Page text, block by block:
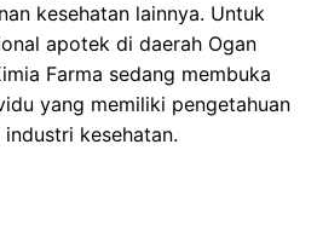
kesehatan lainnya. Untuk
apotek di daerah Ogan
Farma sedang membuka
yang memiliki pengetahuan
kesehatan.